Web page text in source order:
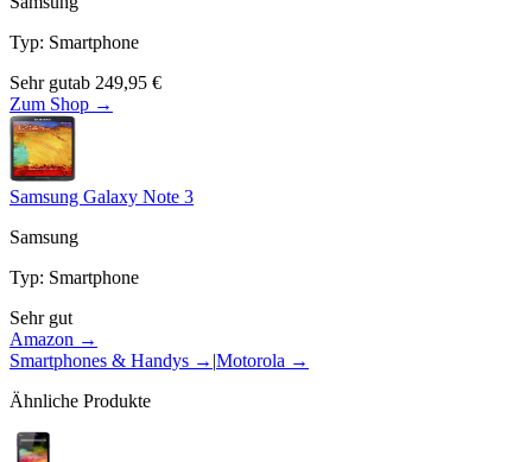
Typ: Smartphone
Sehr gutab 249,95 €
Zum Shop →
Samsung Galaxy Note 3
Samsung
Typ: Smartphone
Sehr gut
Amazon →
Smartphones & Handys → |Motorola →
Ähnliche Produkte